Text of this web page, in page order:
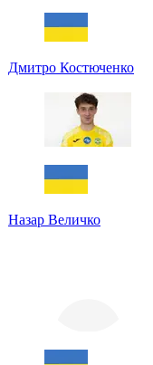
Дмитро Костюченко
Назар Величко